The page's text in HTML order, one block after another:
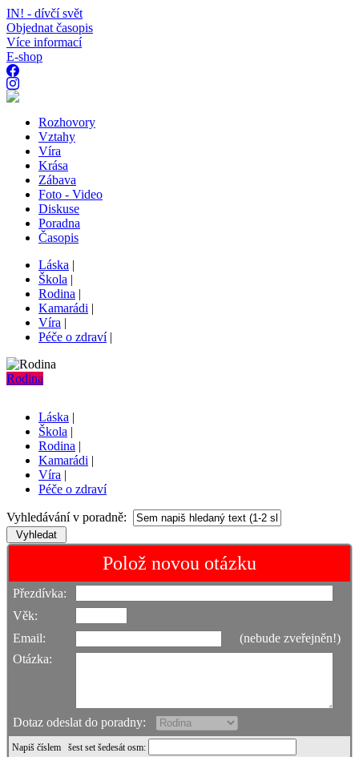
IN! - dívčí svět
Objednat časopis
Více informací
E-shop
Rozhovory
Vztahy
Víra
Krása
Zábava
Foto - Video
Diskuse
Poradna
Časopis
Láska |
Škola |
Rodina |
Kamarádi |
Víra |
Péče o zdraví|
Rodina
Láska |
Škola |
Rodina |
Kamarádi |
Víra |
Péče o zdraví
Vyhledávání v poradně:
Polož novou otázku
Přezdívka:
Věk:
Email:
(nebude zveřejněn!)
Otázka:
Dotaz odeslat do poradny:
Napiš číslem šest set šedesát osm: